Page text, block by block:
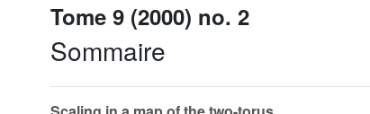
Tome 9 (2000) no. 2
Sommaire